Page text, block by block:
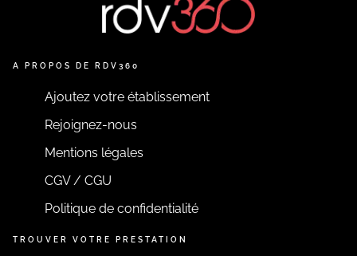
A PROPOS DE RDV360
Ajoutez votre établissement
Rejoignez-nous
Mentions légales
CGV / CGU
Politique de confidentialité
TROUVER VOTRE PRESTATION